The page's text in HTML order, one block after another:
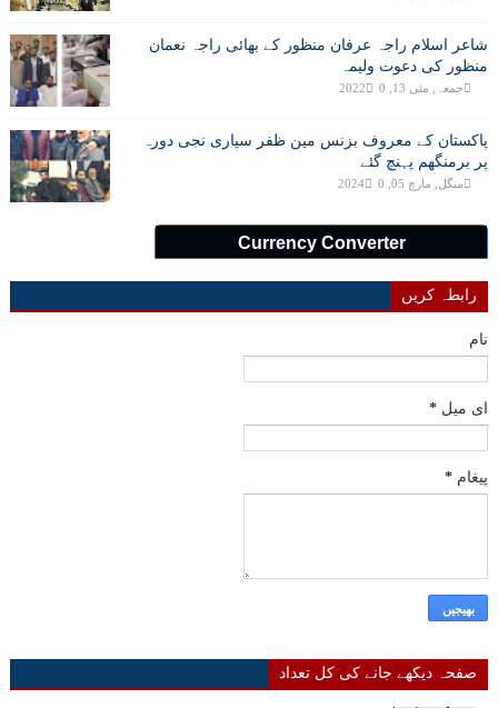
شاعر اسلام راجہ عرفان منظور کے بھائی راجہ نعمان
منظور کی دعوت ولیمہ
جمعہ, مئی 13, 2022 0
پاکستان کے معروف بزنس مین ظفر سپاری نجی دورہ
پر برمنگھم پہنچ گئے
منگل, مارچ 05, 2024 0
Currency Converter
رابطہ کریں
نام
ای میل *
پیغام *
صفحہ دیکھے جانے کی کل تعداد